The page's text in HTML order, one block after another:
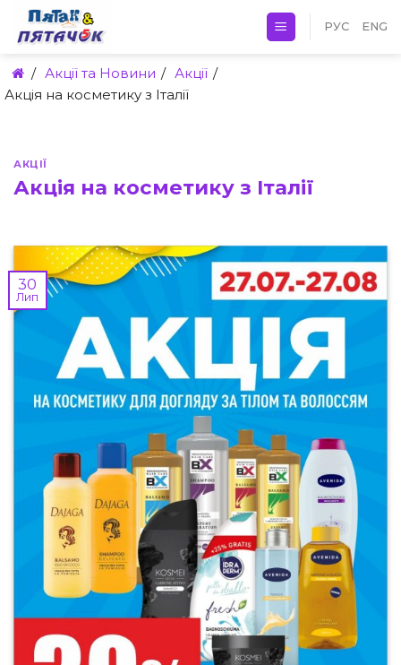
Skip
РУС ENG
/ Акції та Новини / Акції /
Акція на косметику з Італії
АКЦІЇ
Акція на косметику з Італії
30
Лип